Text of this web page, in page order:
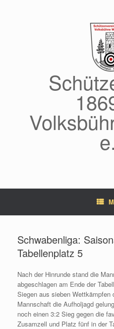
Schwabenliga:
Tabellenplatz 5
Nach der Hinrunde stand die
abgeschlagen am Ende der
Siegen aus sieben Wettkämpfen
Mannschaft die Aufholjagd
noch einen 3:2 Sieg gegen die
Zusamzell und Platz fünf in der